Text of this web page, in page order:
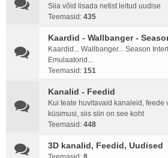
Siia võid lisada netist leitud uudise
Teemasid: 435
Kaardid - Wallbanger -
Kaardid... Wallbanger... Season
Emulaatorid...
Teemasid: 151
Kanalid - Feedid
Kui teate huvitavaid kanaleid, feede
küsimusi, siis siin on see koht
Teemasid: 448
3D kanalid, Feedid, Uudised